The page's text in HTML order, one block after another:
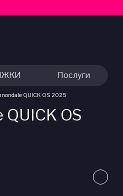
Послуги
QUICK OS 2025
OS